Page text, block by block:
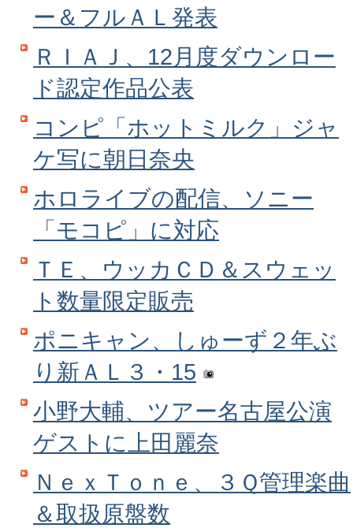
ー＆フルＡＬ発表
ＲＩＡＪ、12月度ダウンロー
ド認定作品公表
コンピ「ホットミルク」ジャ
ケ写に朝日奈央
ホロライブの配信、ソニー
「モコピ」に対応
ＴＥ、ウッカＣＤ＆スウェッ
ト数量限定販売
ポニキャン、しゅーず２年ぶ
り新ＡＬ３・15
小野大輔、ツアー名古屋公演
ゲストに上田麗奈
ＮｅｘＴｏｎｅ、３Ｑ管理楽曲
＆取扱原盤数